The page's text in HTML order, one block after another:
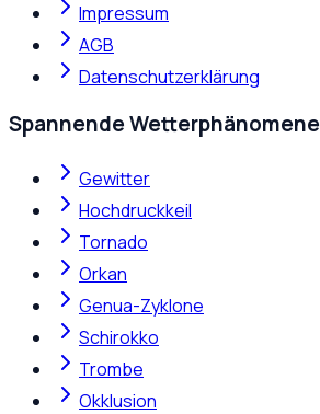
Impressum
AGB
Datenschutzerklärung
Spannende Wetterphänomene
Gewitter
Hochdruckkeil
Tornado
Orkan
Genua-Zyklone
Schirokko
Trombe
Okklusion